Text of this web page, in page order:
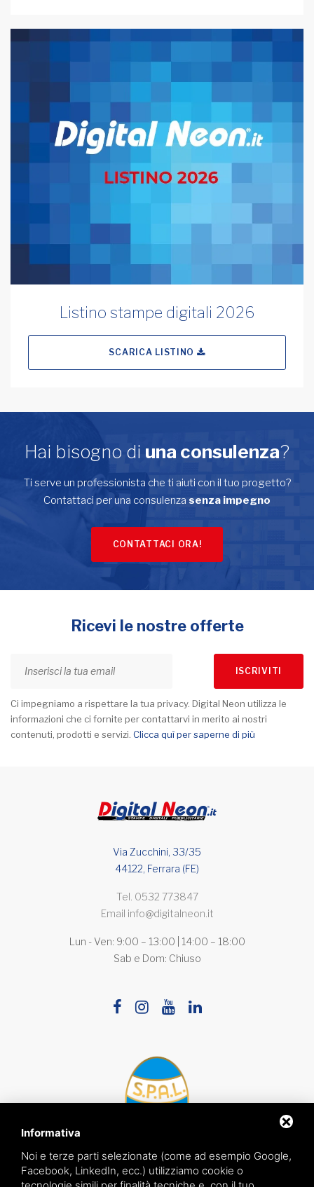
Listino stampe digitali 2026
SCARICA LISTINO
Hai bisogno di una consulenza?
Ti serve un professionista che ti aiuti con il tuo progetto?
Contattaci per una consulenza senza impegno
CONTATTACI ORA!
Ricevi le nostre offerte
ISCRIVITI
Ci impegniamo a rispettare la tua privacy. Digital Neon utilizza le
informazioni che ci fornite per contattarvi in merito ai nostri
contenuti, prodotti e servizi. Clicca quì per saperne di più
Via Zucchini, 33/35
44122, Ferrara (FE)
Tel. 0532 773847
Email info@digitalneon.it
Lun - Ven: 9:00 – 13:00 | 14:00 – 18:00
Sab e Dom: Chiuso
Informativa
Noi e terze parti selezionate (come ad esempio Google,
Facebook, LinkedIn, ecc.) utilizziamo cookie o